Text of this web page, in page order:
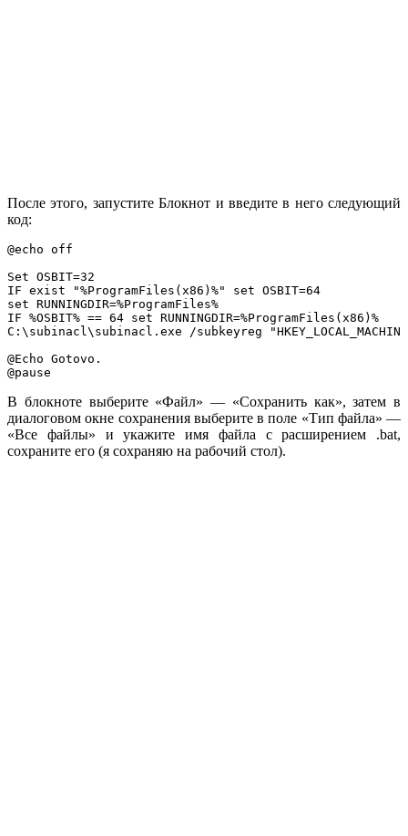
После этого, запустите Блокнот и введите в него следующий
код:
@echo off
Set OSBIT=32
IF exist "%ProgramFiles(x86)%" set OSBIT=64
set RUNNINGDIR=%ProgramFiles%
IF %OSBIT% == 64 set RUNNINGDIR=%ProgramFiles(x86)%
C:\subinacl\subinacl.exe /subkeyreg
@Echo Gotovo.
В блокноте выберите «Файл» — «Сохранить как», затем в
диалоговом окне сохранения выберите в поле «Тип файла» —
«Все файлы» и укажите имя файла с расширением .bat,
сохраните его (я сохраняю на рабочий стол).